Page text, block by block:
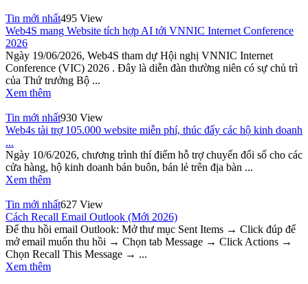
Tin mới nhất495 View
Web4S mang Website tích hợp AI tới VNNIC Internet Conference
2026
Ngày 19/06/2026, Web4S tham dự Hội nghị VNNIC Internet
Conference (VIC) 2026 . Đây là diễn đàn thường niên có sự chủ trì
của Thứ trưởng Bộ ...
Xem thêm
Tin mới nhất930 View
Web4s tài trợ 105.000 website miễn phí, thúc đẩy các hộ kinh doanh
...
Ngày 10/6/2026, chương trình thí điểm hỗ trợ chuyển đổi số cho các
cửa hàng, hộ kinh doanh bán buôn, bán lẻ trên địa bàn ...
Xem thêm
Tin mới nhất627 View
Cách Recall Email Outlook (Mới 2026)
Để thu hồi email Outlook: Mở thư mục Sent Items → Click đúp để
mở email muốn thu hồi → Chọn tab Message → Click Actions →
Chọn Recall This Message → ...
Xem thêm